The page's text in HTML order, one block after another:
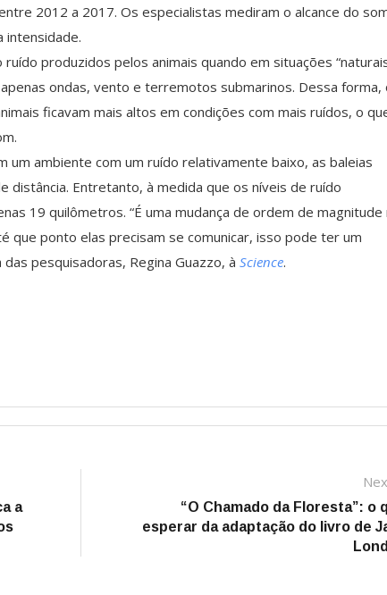
2012 a 2017. Os especialistas mediram o alcance do
intensidade.
produzidos pelos animais quando em situações
ondas, vento e terremotos submarinos. Dessa forma,
ficavam mais altos em condições com mais ruídos, o
um ambiente com um ruído relativamente baixo, as baleias
distância. Entretanto, à medida que os níveis de ruído
19 quilômetros. “É uma mudança de ordem de magnitude
que ponto elas precisam se comunicar, isso pode ter um
pesquisadoras, Regina Guazzo, à Science.
a
“O Chamado da Floresta”: o
esperar da adaptação do livro de